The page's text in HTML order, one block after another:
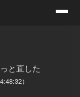
と直した
）